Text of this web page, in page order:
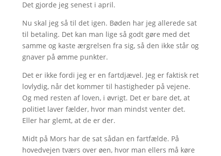
Det gjorde jeg senest i april.
Nu skal jeg så til det igen. Bøden har jeg allerede sat
til betaling. Det kan man lige så godt gøre med det
samme og kaste ærgrelsen fra sig, så den ikke står og
gnaver på ømme punkter.
Det er ikke fordi jeg er en fartdjævel. Jeg er faktisk ret
lovlydig, når det kommer til hastigheder på vejene.
Og med resten af loven, i øvrigt. Det er bare det, at
politiet laver fælder, hvor man mindst venter det.
Eller har glemt, at de er der.
Midt på Mors har de sat sådan en fartfælde. På
hovedvejen tværs over øen, hvor man ellers må køre